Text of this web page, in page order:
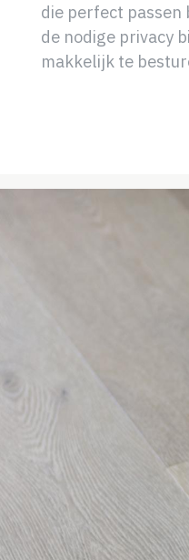
die perfect passen
de nodige privacy
makkelijk te